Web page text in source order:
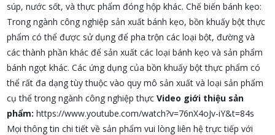
súp, nước sốt, và thực phẩm đóng hộp khác. Chế biến bánh kẹo:
Trong ngành công nghiệp sản xuất bánh kẹo, bồn khuấy bột thực
phẩm có thể được sử dụng để pha trộn các loại bột, đường và
các thành phần khác để sản xuất các loại bánh kẹo và sản phẩm
bánh ngọt khác. Các ứng dụng của bồn khuấy bột thực phẩm có
thể rất đa dạng tùy thuộc vào quy mô sản xuất và loại sản phẩm
cụ thể trong ngành công nghiệp thực Video giới thiệu sản
phẩm: https://www.youtube.com/watch?v=76nX4oJv-iY&t=84s
Mọi thông tin chi tiết về sản phẩm vui lòng liên hệ trực tiếp với